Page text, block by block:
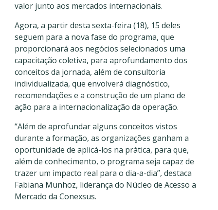
valor junto aos mercados internacionais.
Agora, a partir desta sexta-feira (18), 15 deles
seguem para a nova fase do programa, que
proporcionará aos negócios selecionados uma
capacitação coletiva, para aprofundamento dos
conceitos da jornada, além de consultoria
individualizada, que envolverá diagnóstico,
recomendações e a construção de um plano de
ação para a internacionalização da operação.
“Além de aprofundar alguns conceitos vistos
durante a formação, as organizações ganham a
oportunidade de aplicá-los na prática, para que,
além de conhecimento, o programa seja capaz de
trazer um impacto real para o dia-a-dia”, destaca
Fabiana Munhoz, liderança do Núcleo de Acesso a
Mercado da Conexsus.